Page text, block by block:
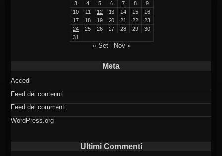
3
4 5 6 7 8
9
10
11 12 13 14 15
16
17
18 19 20 21 22
23
24
25 26 27 28 29
30
31
« Set Nov »
Meta
Accedi
Feed dei contenuti
Feed dei commenti
WordPress.org
Ultimi Commenti